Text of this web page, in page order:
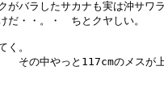
がバラしたサカナも実は沖サワ
だ・・。・　ちとクヤしい。
く。
　その中やっと117cmのメスが